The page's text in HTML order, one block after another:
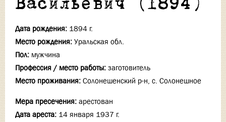
Васильевич (1894)
Дата рождения: 1894 г.
Место рождения: Уральская обл.
Пол: мужчина
Профессия / место работы: заготовитель
Место проживания: Солонешенский р-н, с. Солонешное
Мера пресечения: арестован
Дата ареста: 14 января 1937 г.